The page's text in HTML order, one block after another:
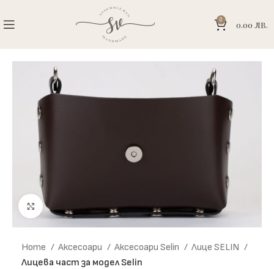
0 0.00 ЛВ.
Click to enlarge
Home Аксесоари Аксесоари Selin
Лице SELIN
Лицева част за модел Selin